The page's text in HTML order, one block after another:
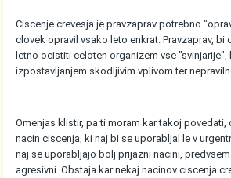
Ciscenje crevesja je pravzaprav potrebno
clovek opravil vsako leto enkrat. Pravzaprav, bi
letno ocistiti celoten organizem vse "svinjarije",
izpostavljanjem skodljivim vplivom ter
Omenjas klistir, pa ti moram kar takoj povedati,
nacin ciscenja, ki naj bi se uporabljal le v
naj se uporabljajo bolj prijazni nacini, predvsem
agresivni. Obstaja kar nekaj nacinov ciscenja